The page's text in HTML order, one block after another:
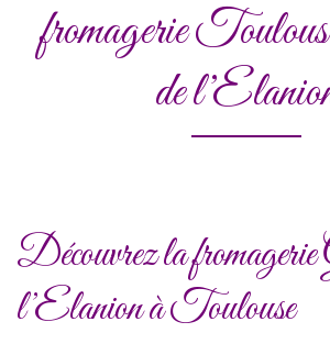
fromagerie
de
Découvrez la fromagerie
l’Elanion à Toulouse